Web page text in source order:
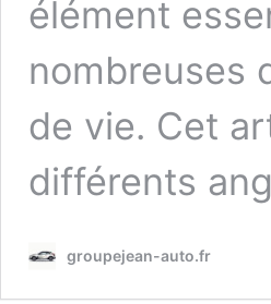
élément
nombreuses
de vie. Cet
différents
groupejean-auto.fr